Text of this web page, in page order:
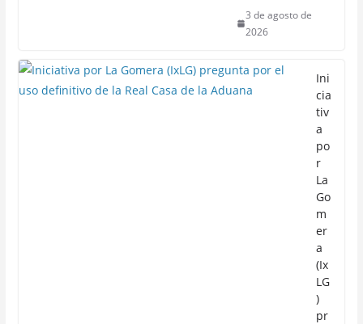
3 de agosto de
2026
Ini
cia
tiv
a
po
r
La
Go
m
er
a
(Ix
LG
)
pr